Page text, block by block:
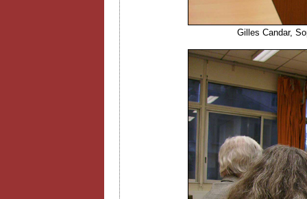
Gilles Candar,